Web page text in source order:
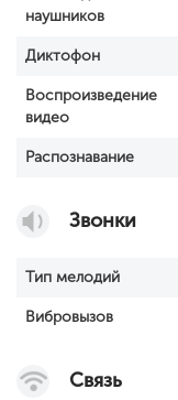
наушников
Диктофон
Воспроизведение
видео
Распознавание
Звонки
Тип мелодий
Вибровызов
Связь